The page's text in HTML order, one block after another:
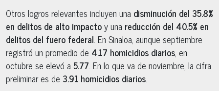
Otros logros relevantes incluyen una disminución del 35.8%
en delitos de alto impactoy una reducción del 40.5% en
delitos del fuero federal. En Sinaloa, aunque septiembre
registró un promedio de 4.17 homicidios diarios, en
octubre se elevó a5.77. En lo que va de noviembre, la cifra
preliminar es de 3.91 homicidios diarios.